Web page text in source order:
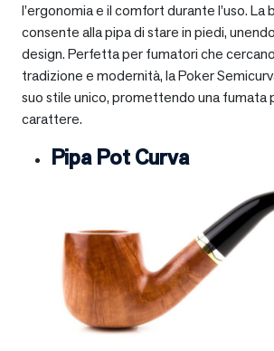
l’ergonomia e il comfort durante l’uso. La
consente alla pipa di stare in piedi,
design. Perfetta per fumatori che
tradizione e modernità, la Poker
suo stile unico, promettendo una fumata
carattere.
Pipa Pot Curva